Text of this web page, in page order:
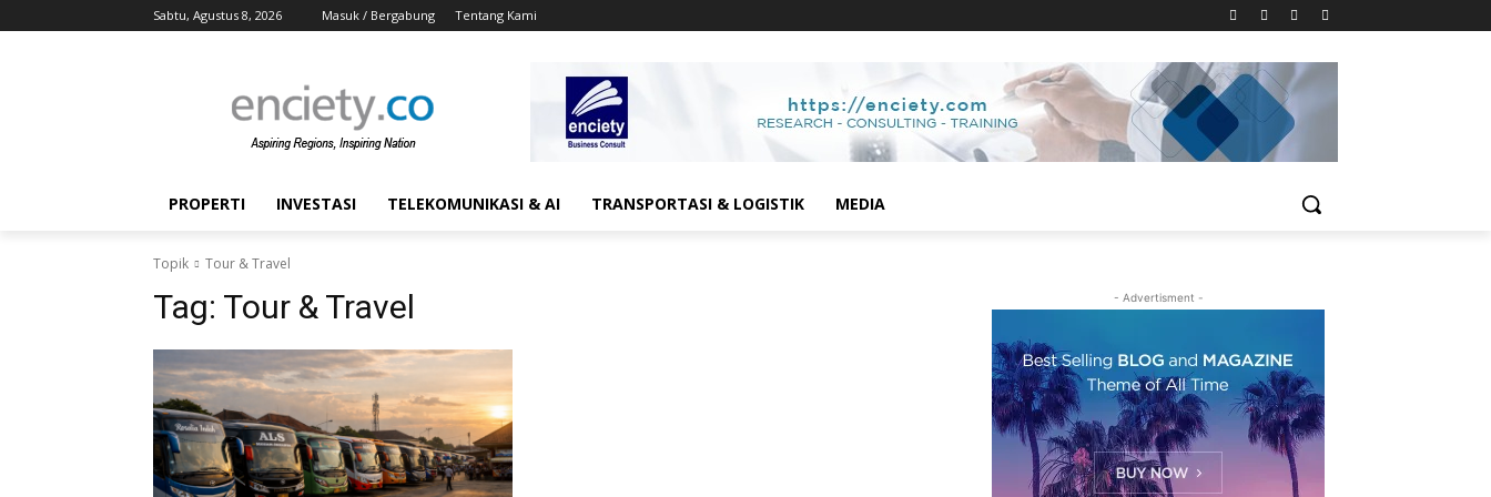
Sabtu, Agustus 8, 2026 Masuk / Bergabung Tentang Kami
PROPERTI INVESTASI TELEKOMUNIKASI & AI TRANSPORTASI & LOGISTIK MEDIA
Topik Tour & Travel
Tag: Tour & Travel - Advertisment -